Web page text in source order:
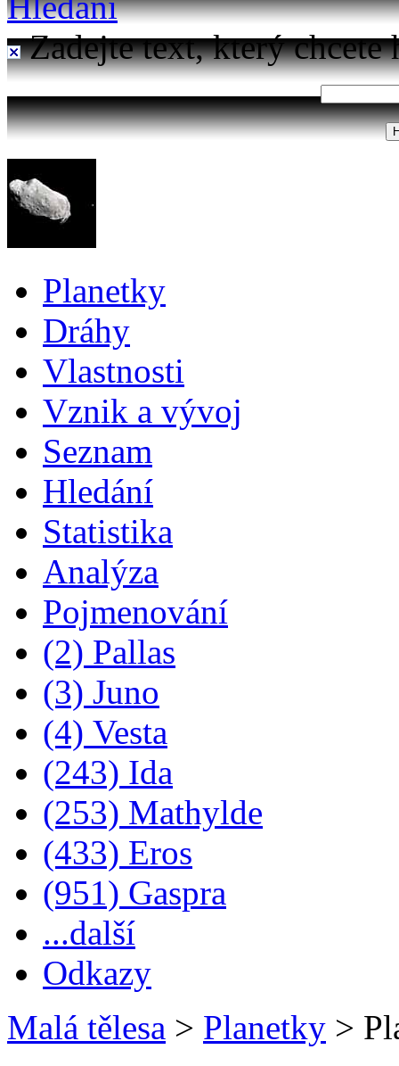
Zadejte text, který chcete
Planetky
Dráhy
Vlastnosti
Vznik a vývoj
Seznam
Hledání
Statistika
Analýza
Pojmenování
(2) Pallas
(3) Juno
(4) Vesta
(243) Ida
(253) Mathylde
(433) Eros
(951) Gaspra
...další
Odkazy
Malá tělesa > Planetky >